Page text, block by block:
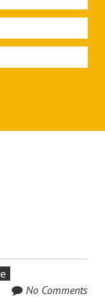
No Comments